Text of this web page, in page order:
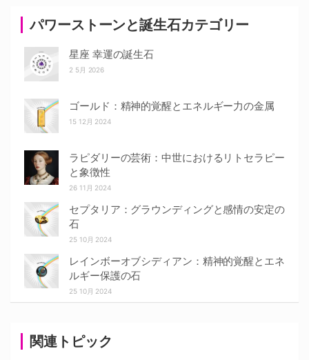
関連トピック
パワーストーンと誕生石カテゴリー
星座 幸運の誕生石
2 5月 2026
ゴールド：精神的覚醒とエネルギー力の金属
15 12月 2024
ラピダリーの芸術：中世におけるリトセラピー
と象徴性
26 11月 2024
セプタリア：グラウンディングと感情の安定の
石
25 10月 2024
レインボーオブシディアン：精神的覚醒とエネ
ルギー保護の石
25 10月 2024